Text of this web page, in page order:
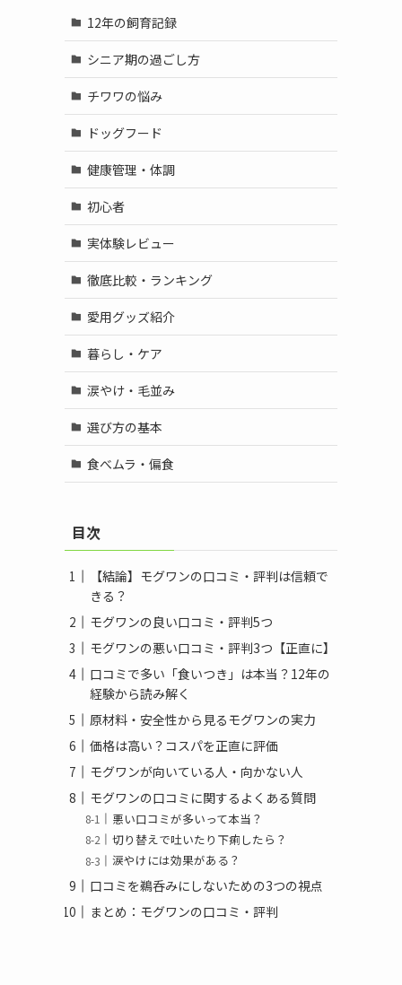
12年の飼育記録
シニア期の過ごし方
チワワの悩み
ドッグフード
健康管理・体調
初心者
実体験レビュー
徹底比較・ランキング
愛用グッズ紹介
暮らし・ケア
涙やけ・毛並み
選び方の基本
食べムラ・偏食
目次
【結論】モグワンの口コミ・評判は信頼で
きる？
モグワンの良い口コミ・評判5つ
モグワンの悪い口コミ・評判3つ【正直に】
口コミで多い「食いつき」は本当？12年の
経験から読み解く
原材料・安全性から見るモグワンの実力
価格は高い？コスパを正直に評価
モグワンが向いている人・向かない人
モグワンの口コミに関するよくある質問
悪い口コミが多いって本当？
切り替えで吐いたり下痢したら？
涙やけには効果がある？
口コミを鵜呑みにしないための3つの視点
まとめ：モグワンの口コミ・評判